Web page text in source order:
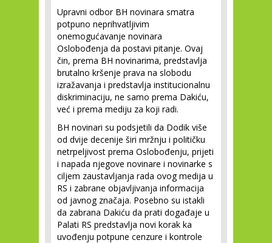
Upravni odbor BH novinara smatra
potpuno neprihvatljivim
onemogućavanje novinara
Oslobođenja da postavi pitanje. Ovaj
čin, prema BH novinarima, predstavlja
brutalno kršenje prava na slobodu
izražavanja i predstavlja institucionalnu
diskriminaciju, ne samo prema Dakiću,
već i prema mediju za koji radi.
BH novinari su podsjetili da Dodik više
od dvije decenije širi mržnju i političku
netrpeljivost prema Oslobođenju, prijeti
i napada njegove novinare i novinarke s
ciljem zaustavljanja rada ovog medija u
RS i zabrane objavljivanja informacija
od javnog značaja. Posebno su istakli
da zabrana Dakiću da prati događaje u
Palati RS predstavlja novi korak ka
uvođenju potpune cenzure i kontrole